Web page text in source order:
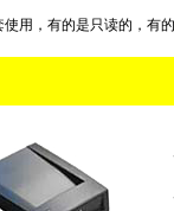
用，有的是只读的，有